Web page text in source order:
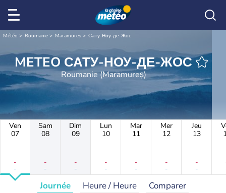
Météo Roumanie Maramureș Сату-Ноу-де-Жос
METEO САТУ-НОУ-ДЕ-ЖОС
Roumanie (Maramureș)
Ven
07
-
-
Sam
08
-
-
Dim
09
-
-
Lun
10
-
-
Mar
11
-
-
Mer
12
-
-
Jeu
13
-
-
Journée Heure / Heure Comparer